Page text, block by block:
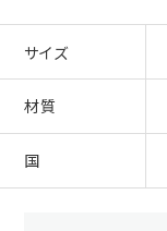
サイズ
材質
国